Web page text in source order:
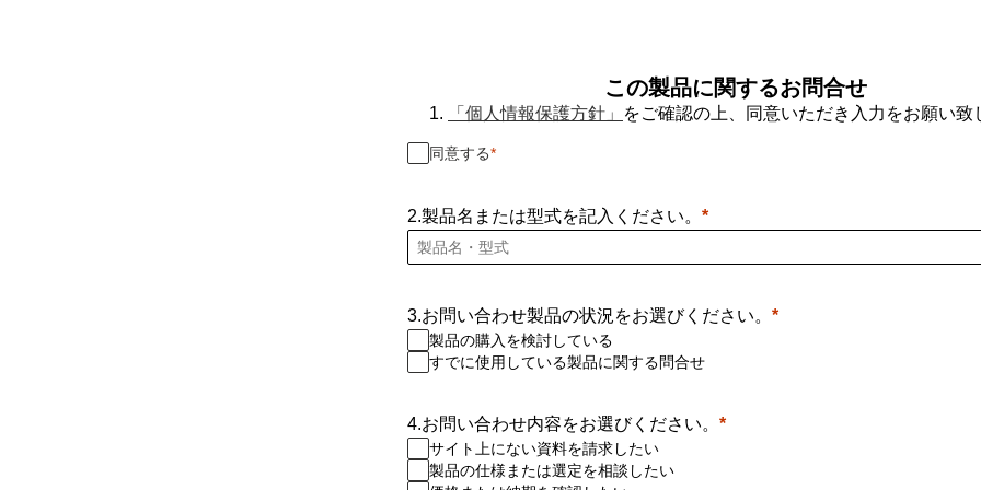
この製品に関するお問合せ
1. 「個人情報保護方針」 をご確認の上、同意いただき入力をお願い致
同意する
2.製品名または型式を記入ください。
3.お問い合わせ製品の状況をお選びください。
製品の購入を検討している
すでに使用している製品に関する問合せ
4.お問い合わせ内容をお選びください。
サイト上にない資料を請求したい
製品の仕様または選定を相談したい